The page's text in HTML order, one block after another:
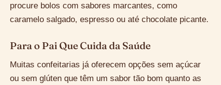
procure bolos com sabores marcantes, como
caramelo salgado, espresso ou até chocolate picante.
Para o Pai Que Cuida da Saúde
Muitas confeitarias já oferecem opções sem açúcar
ou sem glúten que têm um sabor tão bom quanto as